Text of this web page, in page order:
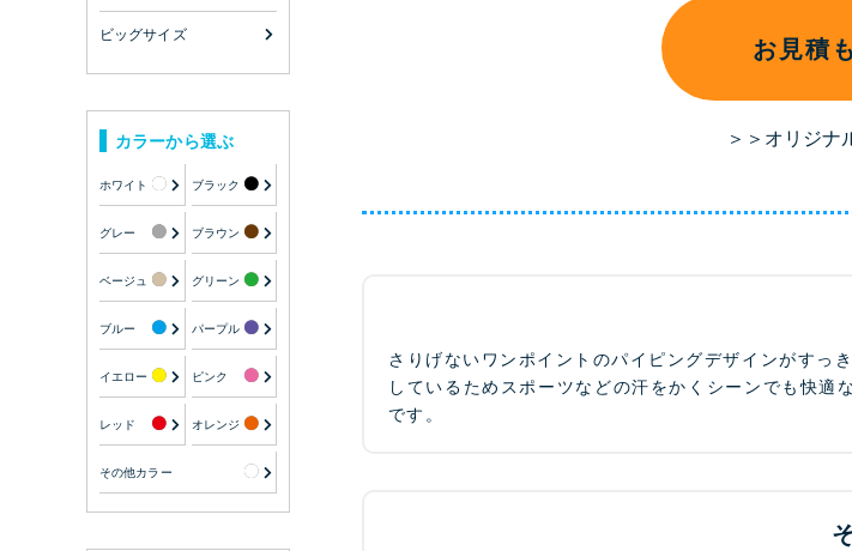
ビッグサイズ
カラーから選ぶ
ホワイト ブラック
グレー ブラウン
ベージュ グリーン
ブルー パープル
イエロー ピンク
レッド オレンジ
その他カラー
お見積
＞＞オリジナ
さりげないワンポイントのパイピングデザインがすっ
しているためスポーツなどの汗をかくシーンでも快
です。